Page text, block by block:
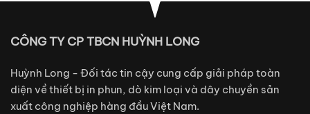
CÔNG TY CP TBCN HUỲNH LONG
Huỳnh Long - Đối tác tin cậy cung cấp giải pháp toàn
diện về thiết bị in phun, dò kim loại và dây chuyền sản
xuất công nghiệp hàng đầu Việt Nam.